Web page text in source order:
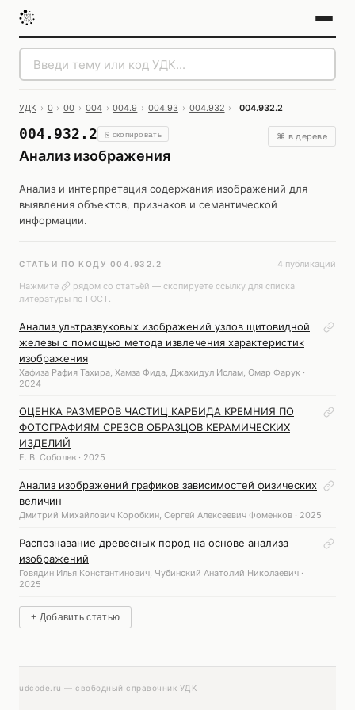
УДК › 0 › 00 › 004 › 004.9 › 004.93 › 004.932 › 004.932.2
004.932.2 ⎘ скопировать
Анализ изображения
⌘ в дереве
Анализ и интерпретация содержания изображений для
выявления объектов, признаков и семантической
информации.
СТАТЬИ ПО КОДУ 004.932.2
4 публикаций
Нажмите
рядом со статьёй — скопируете ссылку для списка
литературы по ГОСТ.
Анализ ультразвуковых изображений узлов щитовидной
железы с помощью метода извлечения характеристик
изображения
Хафиза Рафия Тахира, Хамза Фида, Джахидул Ислам, Омар Фарук ·
2024
ОЦЕНКА РАЗМЕРОВ ЧАСТИЦ КАРБИДА КРЕМНИЯ ПО
ФОТОГРАФИЯМ СРЕЗОВ ОБРАЗЦОВ КЕРАМИЧЕСКИХ
ИЗДЕЛИЙ
Е. В. Соболев · 2025
Анализ изображений графиков зависимостей физических
величин
Дмитрий Михайлович Коробкин, Сергей Алексеевич Фоменков · 2025
Распознавание древесных пород на основе анализа
изображений
Говядин Илья Константинович, Чубинский Анатолий Николаевич ·
2025
+ Добавить статью
udcode.ru — свободный справочник УДК